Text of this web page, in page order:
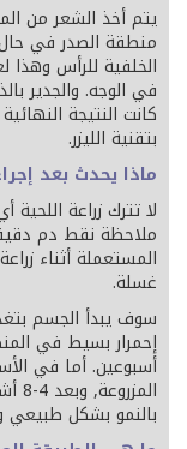
يتم أخذ الشعر من
منطقة الصدر في
الخلفية للرأس
في الوجه. والجدير
كانت النتيجة
بتقنية الليزر.
ماذا يحدث بعد
لا تترك زراعة
ملاحظة نقط دم
المستعملة أثناء
غسلة.
سوف يبدأ الجسم
إحمرار بسيط في
أسبوعين. أما في
بالنمو بشكل طبيعي